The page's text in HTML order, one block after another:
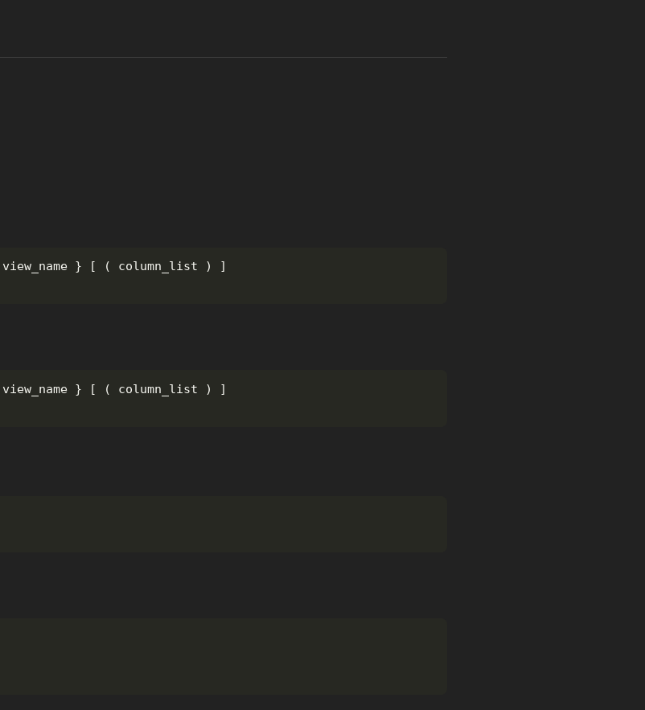
view_name } [ ( column_list ) ]
view_name } [ ( column_list ) ]